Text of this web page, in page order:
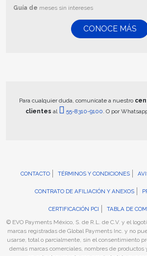
Guía de meses sin intereses
CONOCE MÁS
Para cualquier duda, comunícate a nuestro
clientes al 55-8310-9100. O por
CONTACTO TÉRMINOS Y CONDICIONES
CONTRATO DE AFILIACIÓN Y ANEXOS
CERTIFICACIÓN PCI
TABLA DE
© EVO Payments México, S. de R.L. de C.V. y el
marcas registradas de Global Payments Inc. y no
usarse, total o parcialmente, sin el consentimiento
demás marcas comerciales, nombres de productos